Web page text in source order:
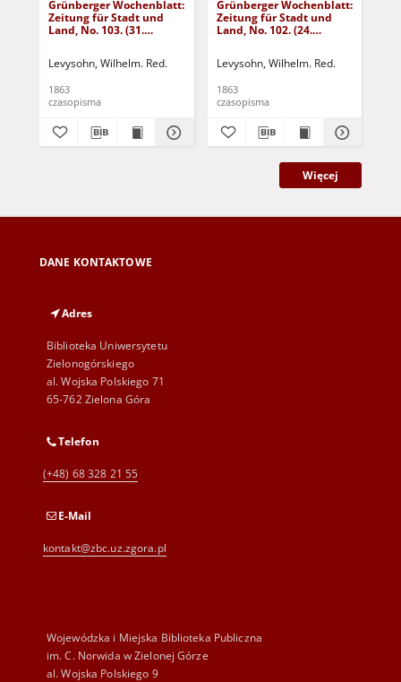
Grünberger Wochenblatt:
Zeitung für Stadt und
Land, No. 103. (31.
Levysohn, Wilhelm. Red.
1863
czasopisma
Grünberger Wochenblatt:
Zeitung für Stadt und
Land, No. 102. (24.
Levysohn, Wilhelm. Red.
1863
czasopisma
Więcej
DANE KONTAKTOWE
Adres
Biblioteka Uniwersytetu
Zielonogórskiego
al. Wojska Polskiego 71
65-762 Zielona Góra
Telefon
(+48) 68 328 21 55
E-Mail
kontakt@zbc.uz.zgora.pl
Wojewódzka i Miejska Biblioteka Publiczna
im. C. Norwida w Zielonej Górze
al. Wojska Polskiego 9